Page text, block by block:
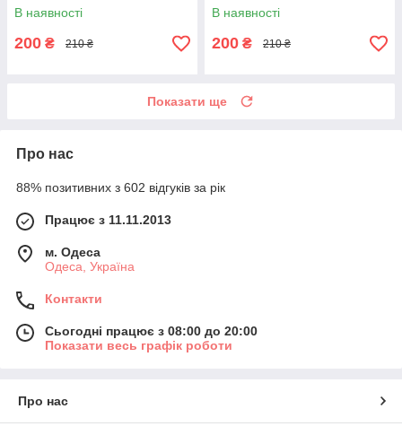
В наявності
200 ₴ 210 ₴
В наявності
200 ₴ 210 ₴
Показати ще
Про нас
88% позитивних з 602 відгуків за рік
Працює з 11.11.2013
м. Одеса
Одеса, Україна
Контакти
Сьогодні працює з 08:00 до 20:00
Показати весь графік роботи
Про нас